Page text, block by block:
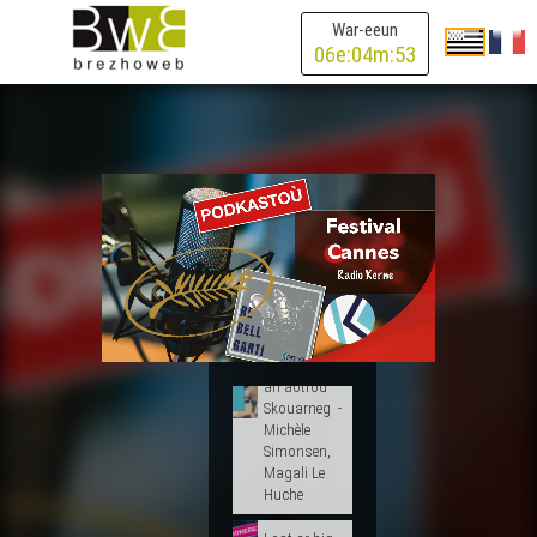
War-eeun
06e:04m:53
Quebec -
Alvan &
Frañs
War an hent
- Jack
Talm ur
Galon -
Startijenn
Gwenneien
an aotrou
Skouarneg -
Michèle
Simonsen,
Magali Le
Huche